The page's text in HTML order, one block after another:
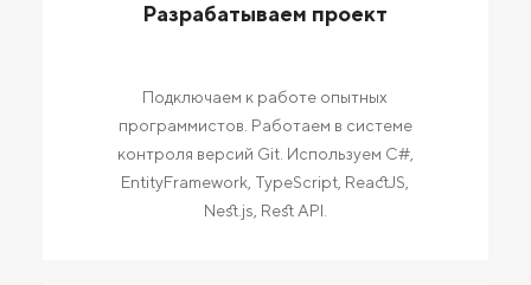
Разрабатываем проект
Подключаем к работе опытных
программистов. Работаем в системе
контроля версий Git. Используем C#,
EntityFramework, TypeScript, ReactJS,
Nest.js, Rest API.